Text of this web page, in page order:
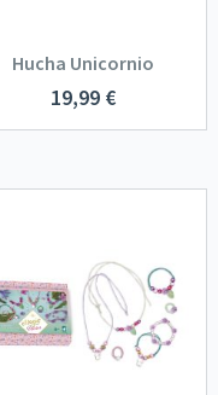
Hucha Unicornio
19,99 €